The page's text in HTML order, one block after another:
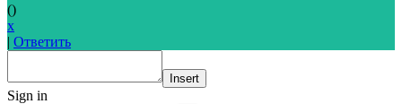
()
x
| Ответить
Insert
Sign in